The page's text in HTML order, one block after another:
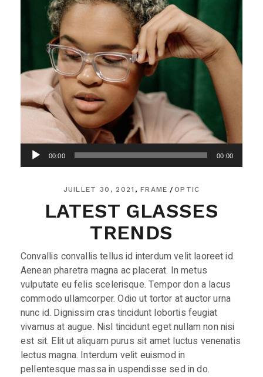
Lecteur
audio
00:00 00:00
JUILLET 30, 2021 FRAME OPTIC
LATEST GLASSES
TRENDS
Convallis convallis tellus id interdum velit laoreet id.
Aenean pharetra magna ac placerat. In metus
vulputate eu felis scelerisque. Tempor don a lacus
commodo ullamcorper. Odio ut tortor at auctor urna
nunc id. Dignissim cras tincidunt lobortis feugiat
vivamus at augue. Nisl tincidunt eget nullam non nisi
est sit. Elit ut aliquam purus sit amet luctus venenatis
lectus magna. Interdum velit euismod in
pellentesque massa in uspendisse sed in do.